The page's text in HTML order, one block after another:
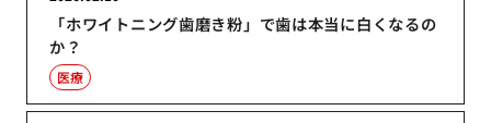
「ホワイトニング歯磨き粉」で歯は本当に白くなるの
か？
医療